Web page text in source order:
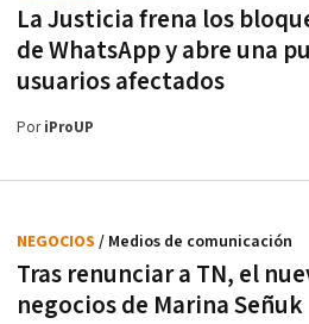
La Justicia frena los
de WhatsApp y abre una
usuarios afectados
PoriProUP
Tras renunciar a TN, el
negocios de Marina Señuk
NEGOCIOS / Medios de comunicación